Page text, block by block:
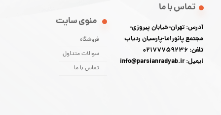
منوی سایت
فروشگاه
سوالات متداول
تماس با ما
تماس با ما
آدرس: تهران-خیابان پیروزی-
مجتمع پانوراما-پارسیان ردیاب
تلفن: 02177759236
ایمیل: info@parsianradyab.ir